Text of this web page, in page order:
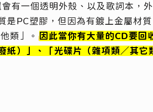
有一個透明外殼、以及歌詞本，
是PC塑膠，但因為有鍍上金屬材
類」。 因此當你有大量的CD要回
紙）」、「光碟片（雜項類／其它